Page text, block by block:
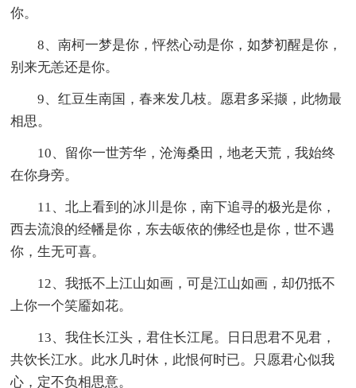
你。
8、南柯一梦是你，怦然心动是你，如梦初醒是你，
别来无恙还是你。
9、红豆生南国，春来发几枝。愿君多采撷，此物最
相思。
10、留你一世芳华，沧海桑田，地老天荒，我始终
在你身旁。
11、北上看到的冰川是你，南下追寻的极光是你，
西去流浪的经幡是你，东去皈依的佛经也是你，世不遇
你，生无可喜。
12、我抵不上江山如画，可是江山如画，却仍抵不
上你一个笑靥如花。
13、我住长江头，君住长江尾。日日思君不见君，
共饮长江水。此水几时休，此恨何时已。只愿君心似我
心，定不负相思意。